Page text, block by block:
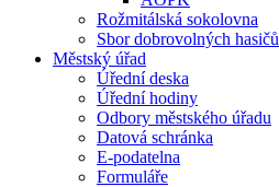
Rožmitálská sokolovna
Sbor dobrovolných hasičů
Městský úřad
Úřední deska
Úřední hodiny
Odbory městského úřadu
Datová schránka
E-podatelna
Formuláře